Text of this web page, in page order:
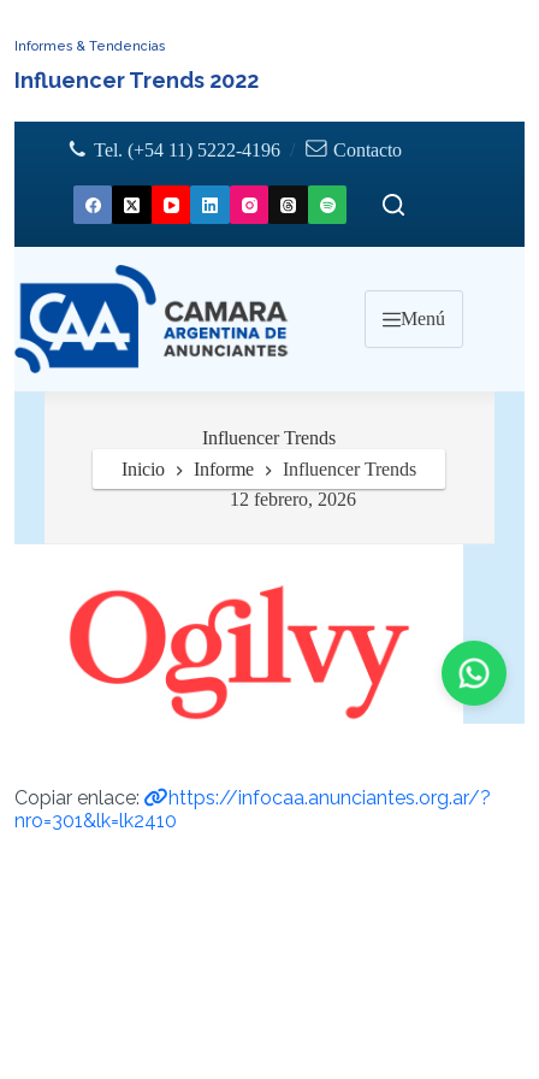
Informes & Tendencias
Influencer Trends 2022
Copiar enlace:
https://infocaa.anunciantes.org.ar/?
nro=301&lk=lk2410